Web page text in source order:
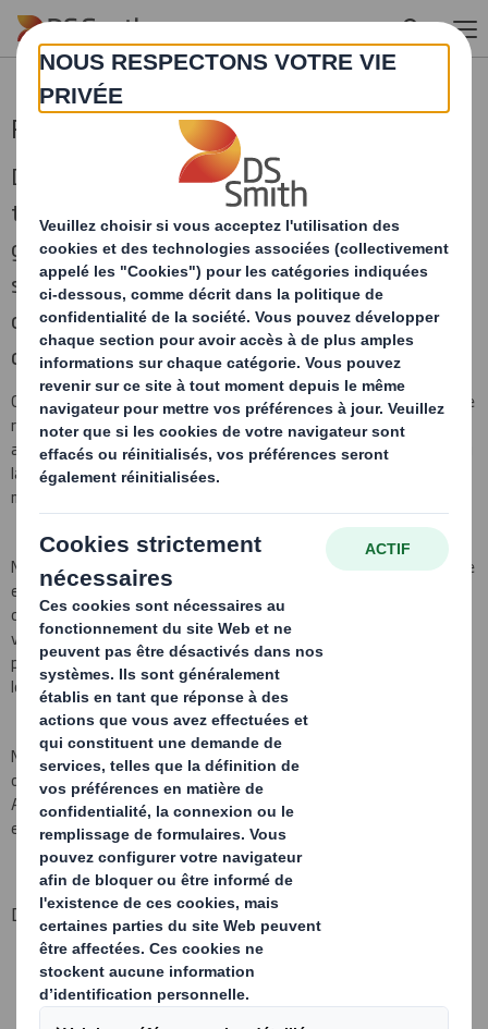
Skip to main content
Recyclage commercial
DS Smith Recycling fournit aux entreprises de
toute taille des services de recyclage et de
gestion des déchets intégrés allant de la
simple collecte de matériaux à des solutions
complètes de recyclage et de gestion des
déchets.
Chez DS Smith Recycling, nous considérons les déchets comme une
ressource. C’est parce que, dans le cadre du groupe DS Smith, nous
avons un rôle crucial à jouer pour fournir à notre division Packaging
la fibre de qualité dont elle a besoin pour fabriquer plus de 15
milliards de caisses à partir de fibres recyclées chaque année.
Nous sommes la première société de recyclage du carton en France
et en Europe. Nous en collectons environ six millions de tonnes
chaque année. Nous sommes capables de traiter n’importe quel
volume de carton ondulé. Ainsi, où que vous soyez en France, nous
pouvons vous aider pour tout, du recyclage du carton et de la
location d’équipement à la gestion globale des déchets.
Nous sommes fiers de travailler pour quelques-unes des
organisations les plus connues d’Europe comme Aldi, Tesco,
Auchan, et Laithwaite’s, mais aussi des milliers de petites
entreprises appartenant à des secteurs d’activité variés.
DS Smith Recycling propose :
L’enlèvement garanti des matériaux
Un engagement pour la qualité